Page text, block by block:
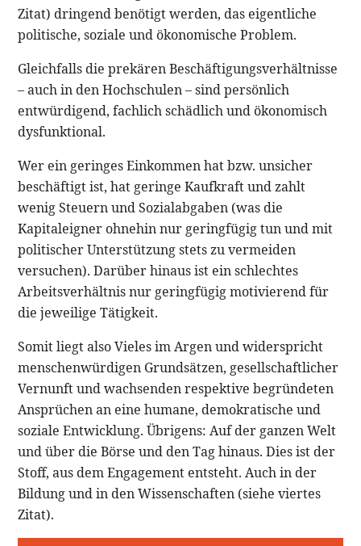
Zitat) dringend benötigt werden, das eigentliche
politische, soziale und ökonomische Problem.
Gleichfalls die prekären Beschäftigungsverhältnisse
– auch in den Hochschulen – sind persönlich
entwürdigend, fachlich schädlich und ökonomisch
dysfunktional.
Wer ein geringes Einkommen hat bzw. unsicher
beschäftigt ist, hat geringe Kaufkraft und zahlt
wenig Steuern und Sozialabgaben (was die
Kapitaleigner ohnehin nur geringfügig tun und mit
politischer Unterstützung stets zu vermeiden
versuchen). Darüber hinaus ist ein schlechtes
Arbeitsverhältnis nur geringfügig motivierend für
die jeweilige Tätigkeit.
Somit liegt also Vieles im Argen und widerspricht
menschenwürdigen Grundsätzen, gesellschaftlicher
Vernunft und wachsenden respektive begründeten
Ansprüchen an eine humane, demokratische und
soziale Entwicklung. Übrigens: Auf der ganzen Welt
und über die Börse und den Tag hinaus. Dies ist der
Stoff, aus dem Engagement entsteht. Auch in der
Bildung und in den Wissenschaften (siehe viertes
Zitat).